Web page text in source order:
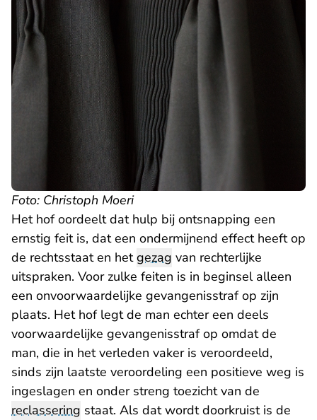
Foto: Christoph Moeri
Het hof oordeelt dat hulp bij ontsnapping een
ernstig feit is, dat een ondermijnend effect heeft op
de rechtsstaat en hetgezag van rechterlijke
uitspraken. Voor zulke feiten is in beginsel alleen
een onvoorwaardelijke gevangenisstraf op zijn
plaats. Het hof legt de man echter een deels
voorwaardelijke gevangenisstraf op omdat de
man, die in het verleden vaker is veroordeeld,
sinds zijn laatste veroordeling een positieve weg is
ingeslagen en onder streng toezicht van de
reclassering staat. Als dat wordt doorkruist is de